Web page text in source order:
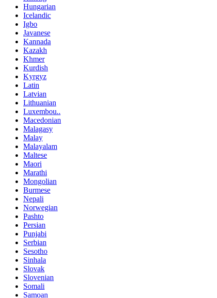
Hungarian
Icelandic
Igbo
Javanese
Kannada
Kazakh
Khmer
Kurdish
Kyrgyz
Latin
Latvian
Lithuanian
Luxembou..
Macedonian
Malagasy
Malay
Malayalam
Maltese
Maori
Marathi
Mongolian
Burmese
Nepali
Norwegian
Pashto
Persian
Punjabi
Serbian
Sesotho
Sinhala
Slovak
Slovenian
Somali
Samoan